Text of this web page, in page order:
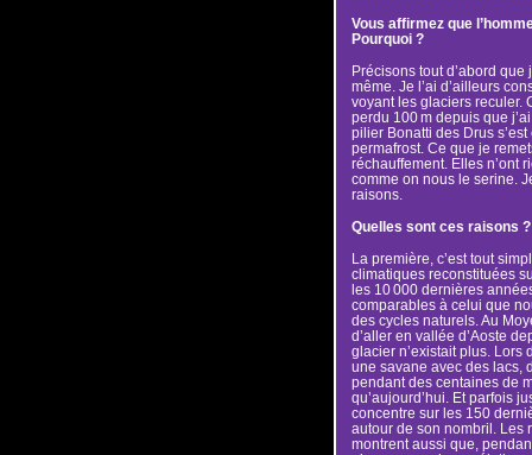
Vous affirmez que
Pourquoi ?
Précisons tout d’abord
même. Je l’ai d’ailleurs
voyant les glaciers reculer.
perdu 100 m depuis que
pilier Bonatti des Drus
permafrost. Ce que je
réchauffement. Elles n’ont
comme on nous le serine.
raisons.
Quelles sont ces raisons ?
La première, c’est tout
climatiques reconstituées
les 10 000 dernières
comparables à celui que
des cycles naturels. Au
d’aller en vallée d’Aoste
glacier n’existait plus. Lors
une savane avec des lacs,
pendant des centaines de
qu’aujourd’hui. Et parfois
concentre sur les 150
autour de son nombril. Les
montrent aussi que,